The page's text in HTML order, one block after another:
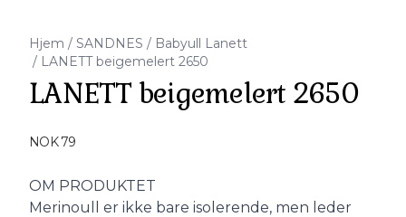
Hjem / SANDNES / Babyull Lanett
/ LANETT beigemelert 2650
LANETT beigemelert 2650
NOK 79
Description
OM PRODUKTET
Merinoull er ikke bare isolerende, men leder